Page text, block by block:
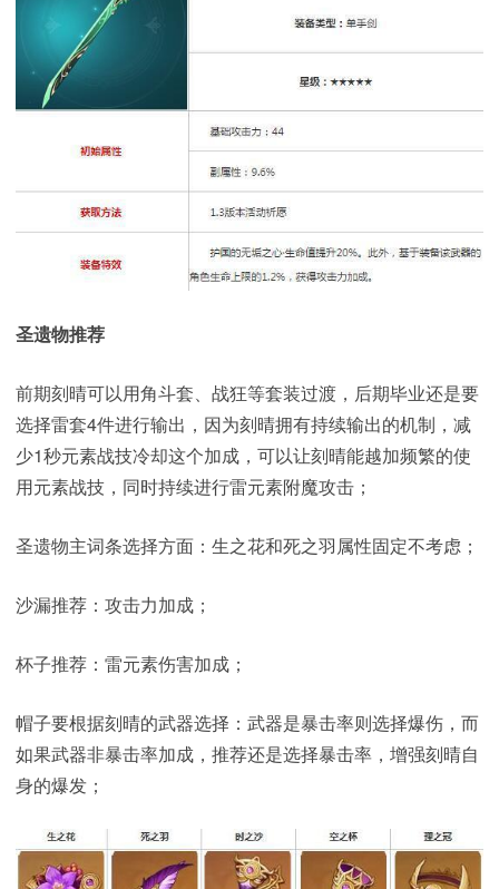
圣遗物推荐
前期刻晴可以用角斗套、战狂等套装过渡，后期毕业还是要
选择雷套4件进行输出，因为刻晴拥有持续输出的机制，减
少1秒元素战技冷却这个加成，可以让刻晴能越加频繁的使
用元素战技，同时持续进行雷元素附魔攻击；
圣遗物主词条选择方面：生之花和死之羽属性固定不考虑；
沙漏推荐：攻击力加成；
杯子推荐：雷元素伤害加成；
帽子要根据刻晴的武器选择：武器是暴击率则选择爆伤，而
如果武器非暴击率加成，推荐还是选择暴击率，增强刻晴自
身的爆发；